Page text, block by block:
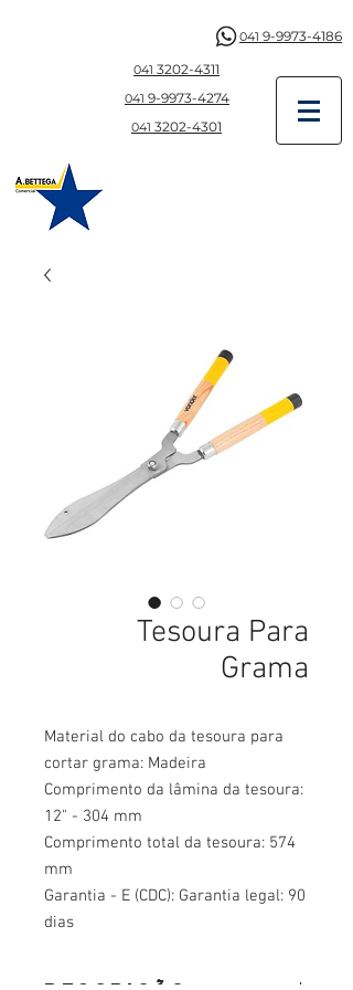
041 9-9973-4186
041 3202-4311
041 9-9973-4274
041 3202-4301
Tesoura Para
Grama
Material do cabo da tesoura para
cortar grama: Madeira
Comprimento da lâmina da tesoura:
12" - 304 mm
Comprimento total da tesoura: 574
mm
Garantia - E (CDC): Garantia legal: 90
dias